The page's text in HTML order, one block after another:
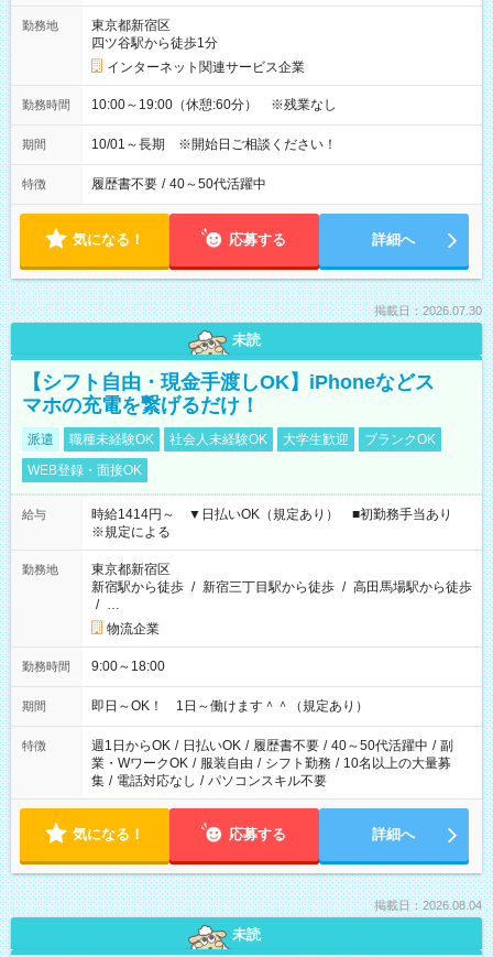
勤務地
東京都新宿区
四ツ谷駅から徒歩1分
インターネット関連サービス企業
勤務時間 10:00～19:00（休憩:60分） ※残業なし
期間 10/01～長期 ※開始日ご相談ください！
特徴 履歴書不要 / 40～50代活躍中
気になる！ 応募する 詳細へ
掲載日：2026.07.30
未読
【シフト自由・現金手渡しOK】iPhoneなどス
マホの充電を繋げるだけ！
派遣 職種未経験OK 社会人未経験OK 大学生歓迎
ブランクOK
WEB登録・面接OK
給与
時給1414円～ ▼日払いOK（規定あり） ■初勤務手当あり
※規定による
勤務地
東京都新宿区
新宿駅から徒歩 / 新宿三丁目駅から徒歩 / 高田馬場駅から徒歩
/ …
物流企業
勤務時間 9:00～18:00
期間 即日～OK！ 1日～働けます＾＾（規定あり）
特徴 週1日からOK / 日払いOK / 履歴書不要 / 40～50代活躍中 / 副
業・WワークOK / 服装自由 / シフト勤務 / 10名以上の大量募
集 / 電話対応なし / パソコンスキル不要
気になる！ 応募する 詳細へ
掲載日：2026.08.04
未読